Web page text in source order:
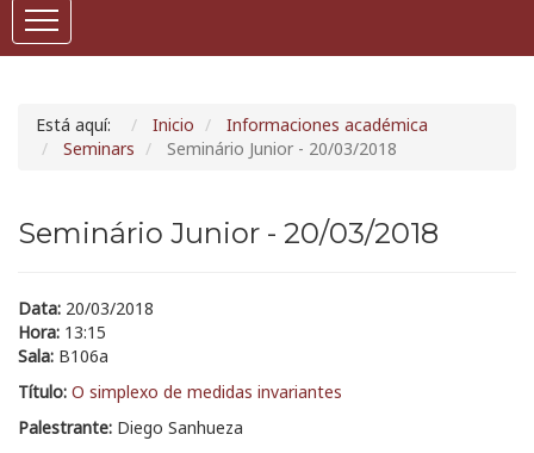
Está aquí: Inicio
Informaciones académica
Seminars
Seminário Junior - 20/03/2018
Seminário Junior - 20/03/2018
Data: 20/03/2018
Hora: 13:15
Sala: B106a
Título: O simplexo de medidas invariantes
Palestrante: Diego Sanhueza